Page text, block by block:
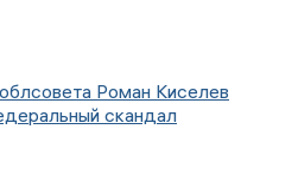
Роман Киселев
скандал